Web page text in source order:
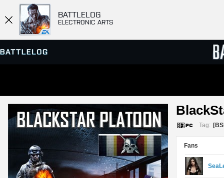
BATTLELOG
ELECTRONIC ARTS
SERVER-BROWSER
MATCHES
Tag:
Fans